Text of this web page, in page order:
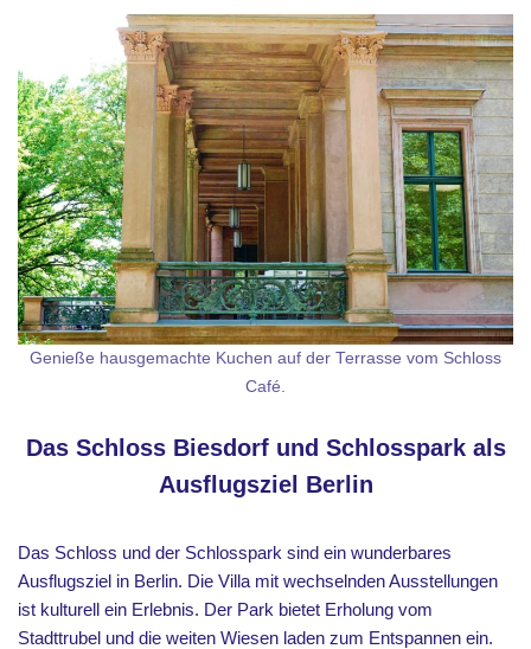
Genieße hausgemachte Kuchen auf der Terrasse vom Schloss
Café.
Das Schloss Biesdorf und Schlosspark als
Ausflugsziel Berlin
Das Schloss und der Schlosspark sind ein wunderbares
Ausflugsziel in Berlin. Die Villa mit wechselnden Ausstellungen
ist kulturell ein Erlebnis. Der Park bietet Erholung vom
Stadttrubel und die weiten Wiesen laden zum Entspannen ein.